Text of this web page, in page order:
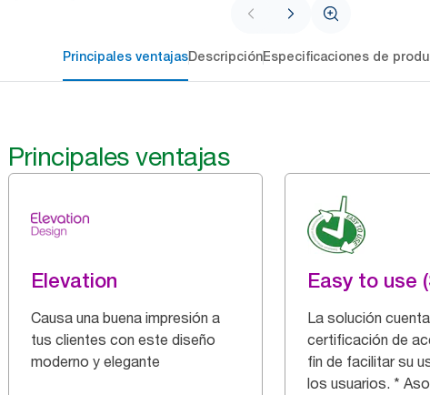
Principales ventajasDescripciónEspecificaciones de
Principales ventajas
Elevation
Causa una buena impresión a
tus clientes con este diseño
moderno y elegante
Easy to use
La solución
certificación de
fin de facilitar su
los usuarios. *